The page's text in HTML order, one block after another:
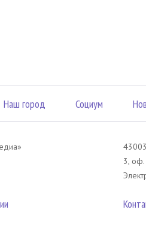
Наш город Социум
3,